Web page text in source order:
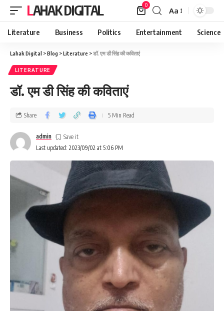
LAHAK DIGITAL 0
Aa
Literature Business Politics Entertainment Science
Lahak Digital >Blog >Literature >डॉ. एम डी सिंह की कविताएं
LITERATURE
डॉ. एम डी सिंह की कविताएं
Last updated: 2023/09/02 at 5:06 PM
admin
Share 5 Min Read